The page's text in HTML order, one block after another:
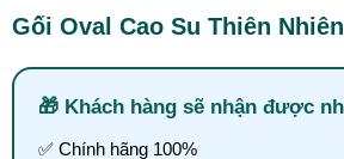
Gối Oval Cao Su Thiên
Khách hàng sẽ nhận được
✅ Chính hãng 100%